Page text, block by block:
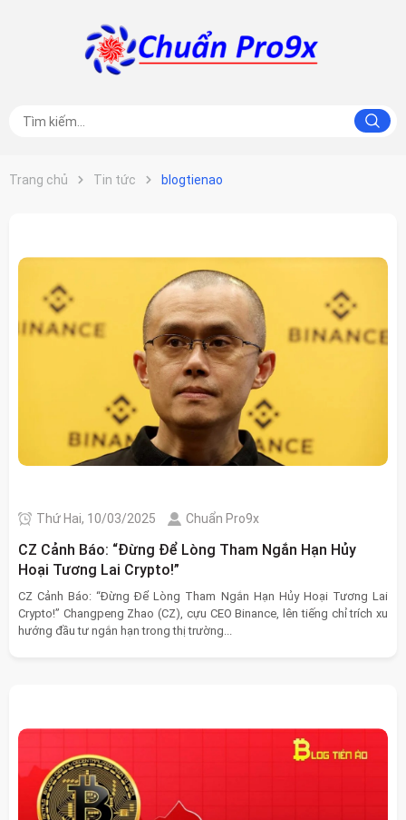
Trang chủ Tin tức blogtienao
Thứ Hai, 10/03/2025 Chuẩn Pro9x
CZ Cảnh Báo: “Đừng Để Lòng Tham Ngắn Hạn Hủy
Hoại Tương Lai Crypto!”
CZ Cảnh Báo: “Đừng Để Lòng Tham Ngắn Hạn Hủy Hoại Tương Lai
Crypto!” Changpeng Zhao (CZ), cựu CEO Binance, lên tiếng chỉ trích xu
hướng đầu tư ngắn hạn trong thị trường...